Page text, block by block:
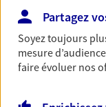
accident du
Accident,
revenus.
Découvrir l'offre
Partagez
Soyez toujours
mesure
faire évoluer nos